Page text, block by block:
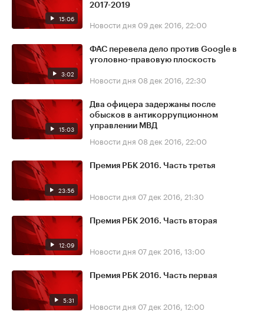
15:06
2017-2019
Новости дня 09 дек 2016, 22:00
3:02
ФАС перевела дело против Google в
уголовно-правовую плоскость
Новости дня 08 дек 2016, 22:30
15:03
Два офицера задержаны после
обысков в антикоррупционном
управлении МВД
Новости дня 08 дек 2016, 22:00
23:56
Премия РБК 2016. Часть третья
Новости дня 07 дек 2016, 21:30
12:09
Премия РБК 2016. Часть вторая
Новости дня 07 дек 2016, 13:00
5:31
Премия РБК 2016. Часть первая
Новости дня 07 дек 2016, 12:00